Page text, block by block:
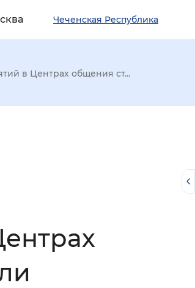
Чеченская Республика
в Центрах общения ст...